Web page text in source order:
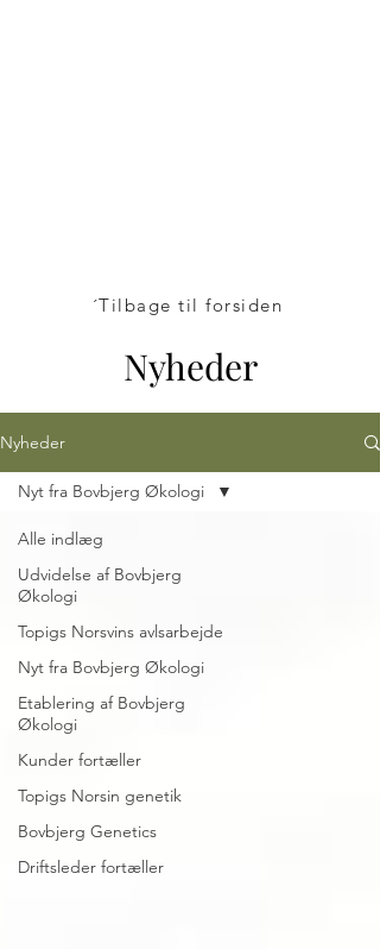
´Tilbage til forsiden
Nyheder
Nyheder
Alle indlæg
Udvidelse af Bovbjerg
Økologi
Topigs Norsvins avlsarbejde
Nyt fra Bovbjerg Økologi
Etablering af Bovbjerg
Økologi
Kunder fortæller
Topigs Norsin genetik
Bovbjerg Genetics
Driftsleder fortæller
Nyt fra Bovbjerg Økologi